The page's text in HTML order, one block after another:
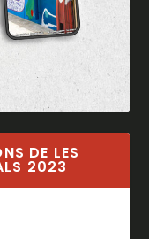
DE LES
2023